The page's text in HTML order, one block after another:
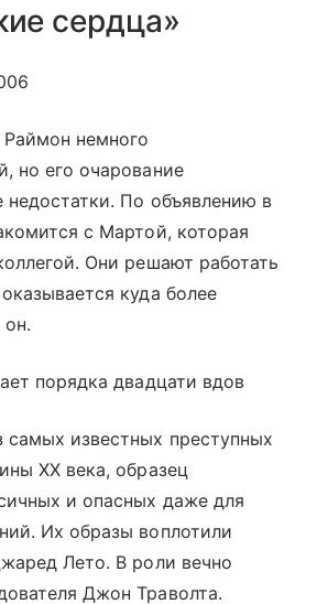
сердца»
немного
но его очарование
недостатки. По объявлению в
с Мартой, которая
Они решают работать
куда более
порядка двадцати вдов
известных преступных
XX века, образец
и опасных даже для
Их образы воплотили
Лето. В роли вечно
Джон Траволта.